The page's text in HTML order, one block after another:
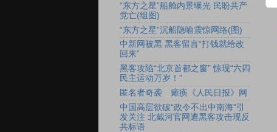
“东方之星”船舱内景曝光 民盼共产
党亡(组图)
“东方之星”沉船隐喻震惊网络(图)
中新网被黑 黑客留言“打钱就给改
回来”
黑客攻陷“北京首都之窗” 惊现“六四
民主运动万岁！”
匿名者奇袭 瘫痪《人民日报》网
中国高层欲破“政令不出中南海”引
发关注 北戴河官网遭黑客攻击现反
共标语